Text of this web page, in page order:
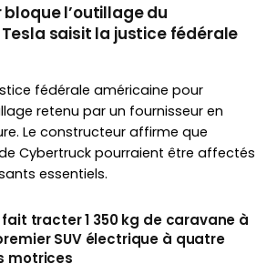
bloque l’outillage du
saisit la justice fédérale
fédérale américaine pour
retenu par un fournisseur en
Le constructeur affirme que
Cybertruck pourraient être affectés
essentiels.
tracter 1 350 kg de caravane à
SUV électrique à quatre
motrices